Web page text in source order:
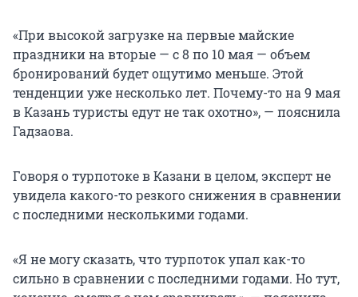
«При высокой загрузке на первые майские
праздники на вторые — с 8 по 10 мая — объем
бронирований будет ощутимо меньше. Этой
тенденции уже несколько лет. Почему-то на 9 мая
в Казань туристы едут не так охотно», — пояснила
Гадзаова.
Говоря о турпотоке в Казани в целом, эксперт не
увидела какого-то резкого снижения в сравнении
с последними несколькими годами.
«Я не могу сказать, что турпоток упал как-то
сильно в сравнении с последними годами. Но тут,